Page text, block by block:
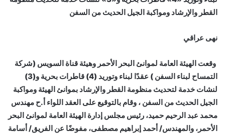
القطر والإرشاد ومواكبة الجيل الحديث من السفن
نهى عراقي
وقعت الهيئة العامة لموانئ البحر الأحمر وهيئة قناة السويس (شركة
التمساح لبناء السفن ) عقدًا لبناء وتوريد (4) قاطرات بحرية و(3)
لنشات خدمة لتحديث منظومة القطر والإرشاد بموانئ الهيئة ومواكبة
الجيل الحديث من السفن ، وقام بالتوقيع على العقد اللواء أ.ح مهندس
محمد عبد الرحيم حميد، رئيس مجلس إدارة الهيئة العامة لموانئ البحر
الأحمر، والمهندس/ أحمد إبراهيم مصطفى، مفوضًا عن الفريق/ أسامة